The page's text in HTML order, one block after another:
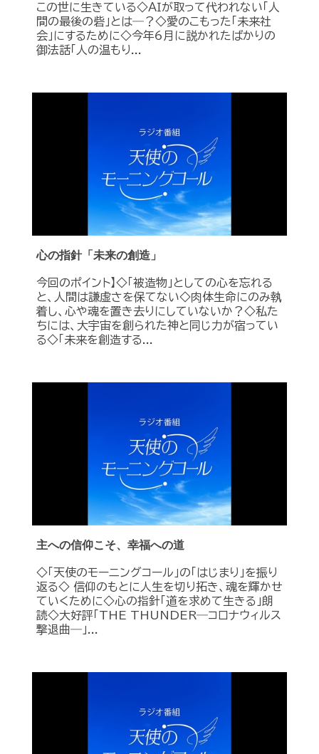
この世に生きている◇ＡＩが取って代われない「人
間の最後の砦」とは―？◇愛のこもった「未来社
会」にするために◇今年6月に説かれたばかりの
御法話「人の温もり...
心の指針「未来の創造」
今回のポイント】◇「被造物」としての心を忘れる
と、人間は謙虚さを保てない◇肉体生命にのみ執
着し、心や魂を置き去りにしていないか？◇私た
ちには、大宇宙を創られた神と同じ力が宿ってい
る◇「未来を創造する...
主への信仰こそ、幸福への道
◇「天使のモーニングコール」の「はじまり」を振り
返る◇ 信仰のもとに人生を切り拓き、魂を輝かせ
ていくために◇心の指針「道を求めて生きる」朗
読◇大好評「THE THUNDER―コロナウィルス
撃退曲―」...